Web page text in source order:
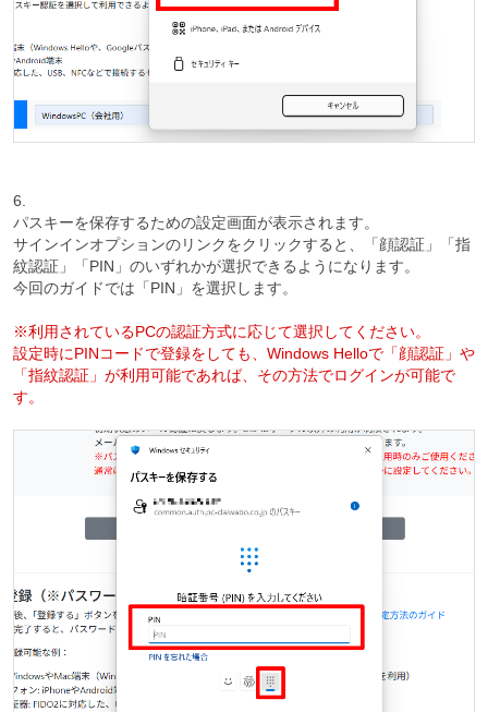
6.
パスキーを保存するための設定画面が表示されます。
サインインオプションのリンクをクリックすると、「顔認証」「指
紋認証」「PIN」のいずれかが選択できるようになります。
今回のガイドでは「PIN」を選択します。
※利用されているPCの認証方式に応じて選択してください。
設定時にPINコードで登録をしても、Windows Helloで「顔認証」や
「指紋認証」が利用可能であれば、その方法でログインが可能で
す。